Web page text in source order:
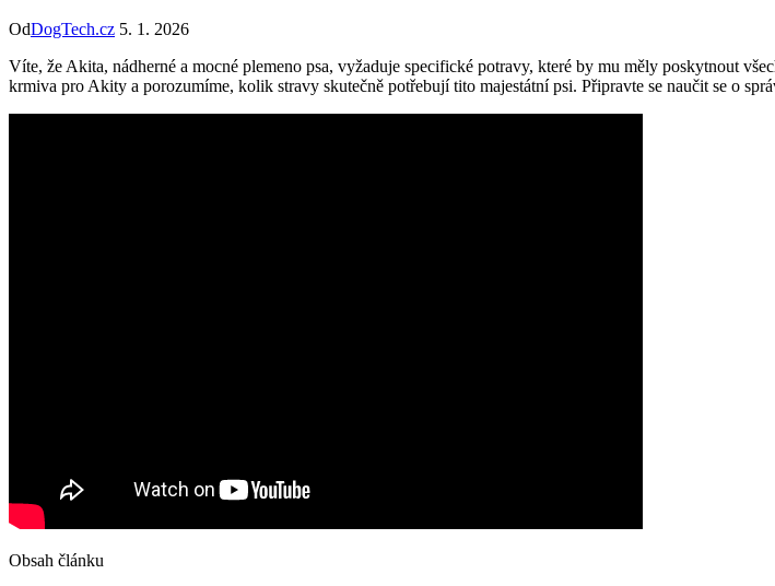
OdDogTech.cz 5. 1. 2026
Víte, že Akita, nádherné a mocné plemeno psa, vyžaduje specifické potravy, které by mu měly poskytnout
krmiva pro Akity a porozumíme, kolik stravy skutečně potřebují tito majestátní psi. Připravte se naučit se o
Obsah článku